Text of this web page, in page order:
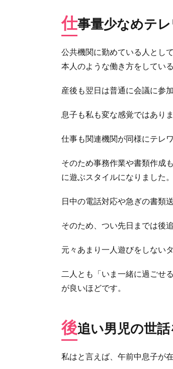
れ
る
人
が
い
た
家
事
難
度
減
普段
ない
戦し
る
日々
禁止
につ
子は
仕事量少なめテ
公共機関に勤めている人とし
本人のような働き方をしている
産後も翌日は普通に会議に参
息子も私も変な感覚ではあり
仕事も関連機関が同様にテレ
そのため事務作業や書類作成
に遊ぶスタイルになりました。
日中の電話対応や急ぎの書類
そのため、つい先日までは後
元々あまり一人遊びをしない
二人とも「いま一緒に過ごせ
が良いほどです。
後追い男児の世
私はと言えば、午前中息子が